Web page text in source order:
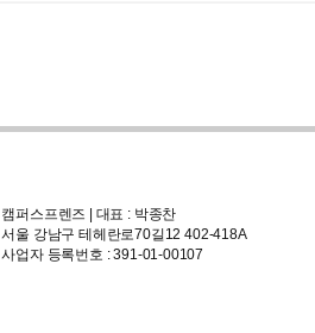
캠퍼스프렌즈 | 대표 : 박종찬
서울 강남구 테헤란로70길12 402-418A
사업자 등록번호 : 391-01-00107